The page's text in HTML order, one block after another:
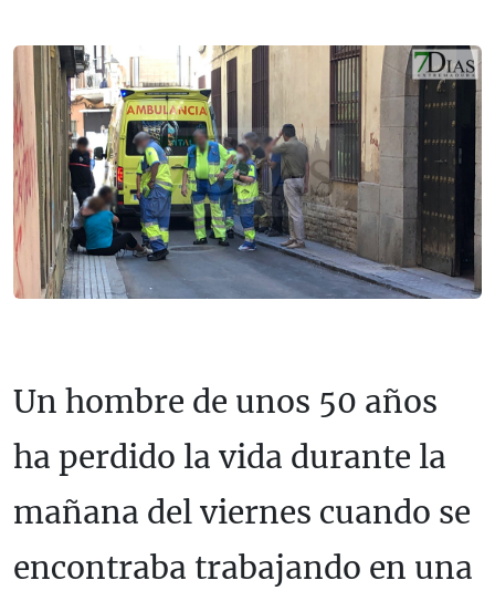
Un hombre de unos 50 años
ha perdido la vida durante la
mañana del viernes cuando se
encontraba trabajando en una